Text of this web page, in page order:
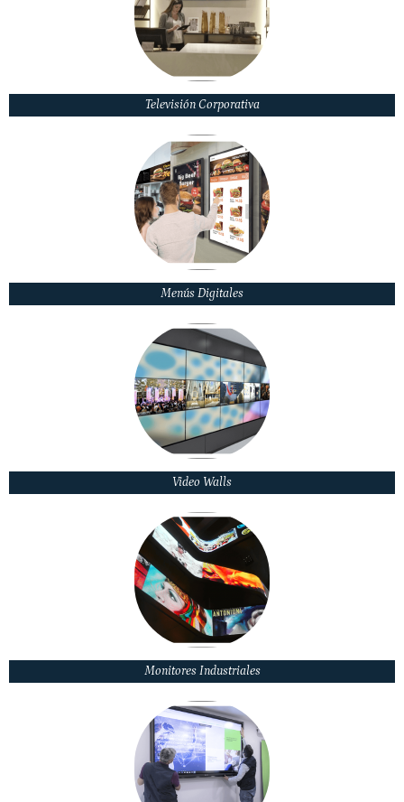
Televisión Corporativa
Menús Digitales
Video Walls
Monitores Industriales